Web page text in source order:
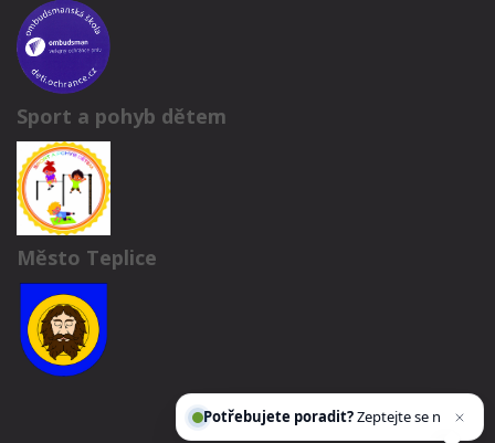
Sport a pohyb dětem
Město Teplice
Potřebujete poradit?Zeptejte se našeho
asistenta